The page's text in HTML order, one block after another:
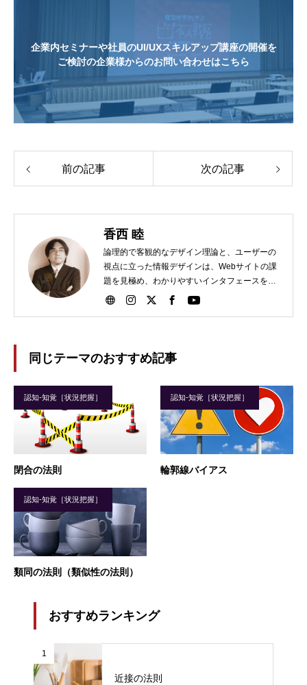
企業内セミナーや社員のUI/UXスキルアップ講座の開催を
ご検討の企業様からのお問い合わせはこちら
前の記事 次の記事
香西 睦
論理的で客観的なデザイン理論と、ユーザーの
視点に立った情報デザインは、Webサイトの課
題を見極め、わかりやすいインタフェースを実
現！
同じテーマのおすすめ記事
認知-知覚［状況把握］
閉合の法則
認知-知覚［状況把握］
輪郭線バイアス
認知-知覚［状況把握］
類同の法則（類似性の法則）
おすすめランキング
1
近接の法則